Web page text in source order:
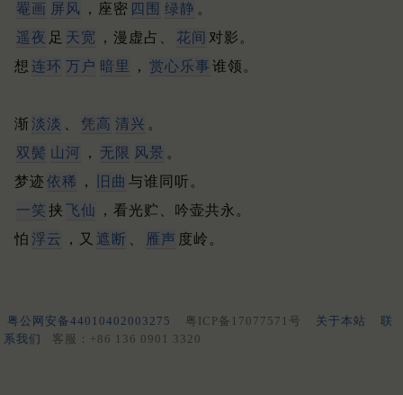
罨画 屏风 ，座密 四围 绿静 。
遥夜 足 天宽 ，漫虚占、 花间 对影。
想 连环 万户 暗里 ， 赏心乐事 谁领。
渐 淡淡 凭高 清兴 。
双鬓 山河 ， 无限 风景 。
梦迹 依稀 ， 旧曲 与谁同听。
一笑 挟 飞仙
，看光贮、吟壶共永。
怕 浮云 ，又 遮断 雁声 度岭。
粤公网安备44010402003275 粤ICP备17077571号 关于本站
联
系我们
客服：+86 136 0901 3320